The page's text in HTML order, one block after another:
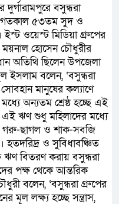
গ্রেফতার করেছে র‍্যাব-৩
দুর্গারামপুরে বসুন্ধরা
গতকাল ৫৩তম সুদ ও
ইস্ট ওয়েস্ট মিডিয়া গ্রুপের
ময়নাল হোসেন চৌধুরীর
অতিথি ছিলেন উপজেলা
ইসলাম বলেন, ‘বসুন্ধরা
মানুষের কল্যাণে
অন্যতম শ্রেষ্ঠ হচ্ছে এই
এই ঋণ শুধু মহিলাদের মধ্যে
গরু-ছাগল ও শাক-সবজি
হতদরিদ্র ও সুবিধাবঞ্চিত
ঋণ বিতরণ করায় বসুন্ধরা
পক্ষ থেকে আন্তরিক
বলেন, ‘বসুন্ধরা গ্রুপের
মূল লক্ষ্য হচ্ছে সন্ত্রাস,